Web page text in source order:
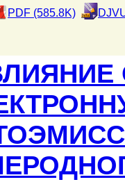
PDF (585.8K)